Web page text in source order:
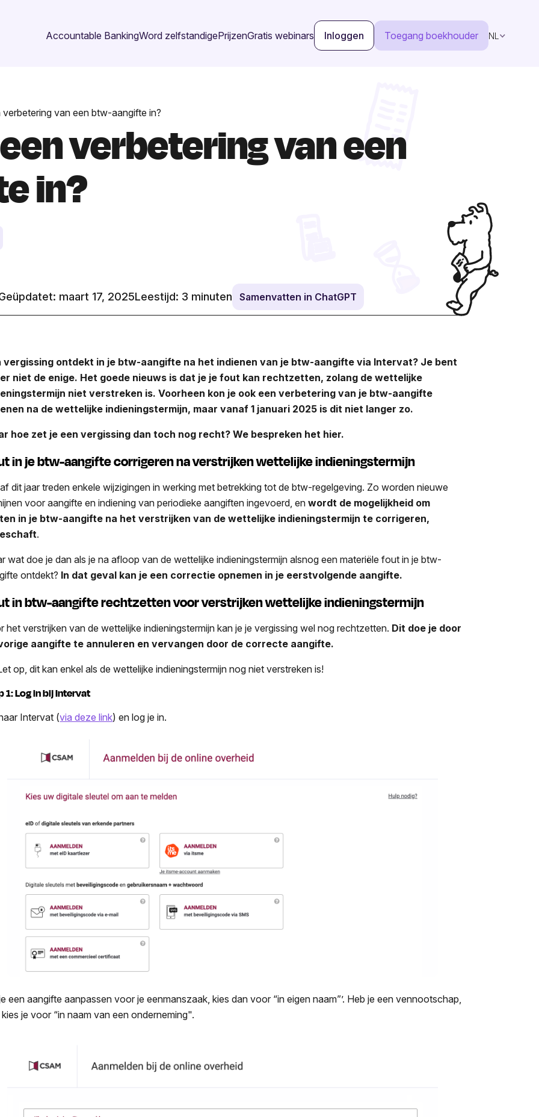
Accountable BankingWord zelfstandigePrijzenGratis webinars Inloggen Toegang boekhouder NL
verbetering van een btw-aangifte in?
verbetering van een
in?
maart 17, 2025Leestijd: 3 minuten Samenvatten in ChatGPT
vergissing ontdekt in je btw-aangifte na het indienen van je btw-aangifte via Intervat? Je bent
niet de enige. Het goede nieuws is dat je je fout kan rechtzetten, zolang de wettelijke
niet verstreken is. Voorheen kon je ook een verbetering van je btw-aangifte
na de wettelijke indieningstermijn, maar vanaf 1 januari 2025 is dit niet langer zo.
hoe zet je een vergissing dan toch nog recht? We bespreken het hier.
in je btw-aangifte corrigeren na verstrijken wettelijke indieningstermijn
dit jaar treden enkele wijzigingen in werking met betrekking tot de btw-regelgeving. Zo worden nieuwe
voor aangifte en indiening van periodieke aangiften ingevoerd, enwordt de mogelijkheid om
in je btw-aangifte na het verstrijken van de wettelijke indieningstermijn te corrigeren,
.
wat doe je dan als je na afloop van de wettelijke indieningstermijn alsnog een materiële fout in je btw-
ontdekt? In dat geval kan je een correctie opnemen in je eerstvolgende aangifte.
in btw-aangifte rechtzetten voor verstrijken wettelijke indieningstermijn
het verstrijken van de wettelijke indieningstermijn kan je je vergissing wel nog rechtzetten. Dit doe je door
aangifte te annuleren en vervangen door de correcte aangifte.
op, dit kan enkel als de wettelijke indieningstermijn nog niet verstreken is!
1: Log in bij Intervat
Intervat (via deze link) en log je in.
een aangifte aanpassen voor je eenmanszaak, kies dan voor “in eigen naam”’. Heb je een vennootschap,
je voor “in naam van een onderneming".